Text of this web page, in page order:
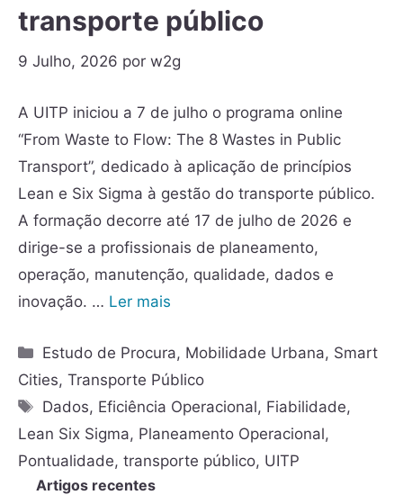
transporte público
9 Julho, 2026 por w2g
A UITP iniciou a 7 de julho o programa online
“From Waste to Flow: The 8 Wastes in Public
Transport”, dedicado à aplicação de princípios
Lean e Six Sigma à gestão do transporte público.
A formação decorre até 17 de julho de 2026 e
dirige-se a profissionais de planeamento,
operação, manutenção, qualidade, dados e
inovação. … Ler mais
Estudo de Procura, Mobilidade Urbana, Smart
Cities, Transporte Público
Dados, Eficiência Operacional, Fiabilidade,
Lean Six Sigma, Planeamento Operacional,
Pontualidade, transporte público, UITP
Artigos recentes